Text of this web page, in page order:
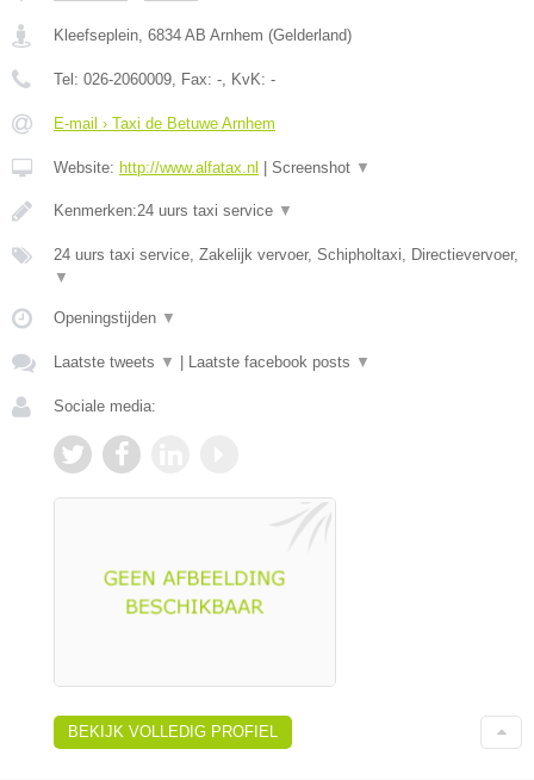
Kleefseplein, 6834 AB Arnhem (Gelderland)
Tel: 026-2060009, Fax: -, KvK: -
E-mail › Taxi de Betuwe Arnhem
Website: http://www.alfatax.nl Screenshot ▼
Kenmerken:24 uurs taxi service ▼
24 uurs taxi service, Zakelijk vervoer, Schipholtaxi, Directievervoer,
▼
Openingstijden ▼
Laatste tweets ▼ Laatste facebook posts ▼
Sociale media:
BEKIJK VOLLEDIG PROFIEL